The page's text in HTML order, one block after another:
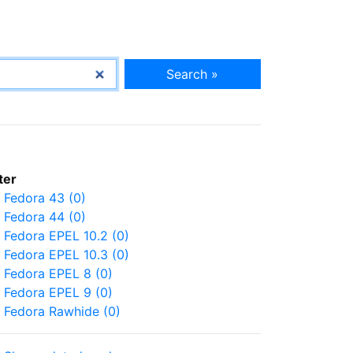
Search »
Fedora 43 (0)
Fedora 44 (0)
Fedora EPEL 10.2 (0)
Fedora EPEL 10.3 (0)
Fedora EPEL 8 (0)
Fedora EPEL 9 (0)
Fedora Rawhide (0)